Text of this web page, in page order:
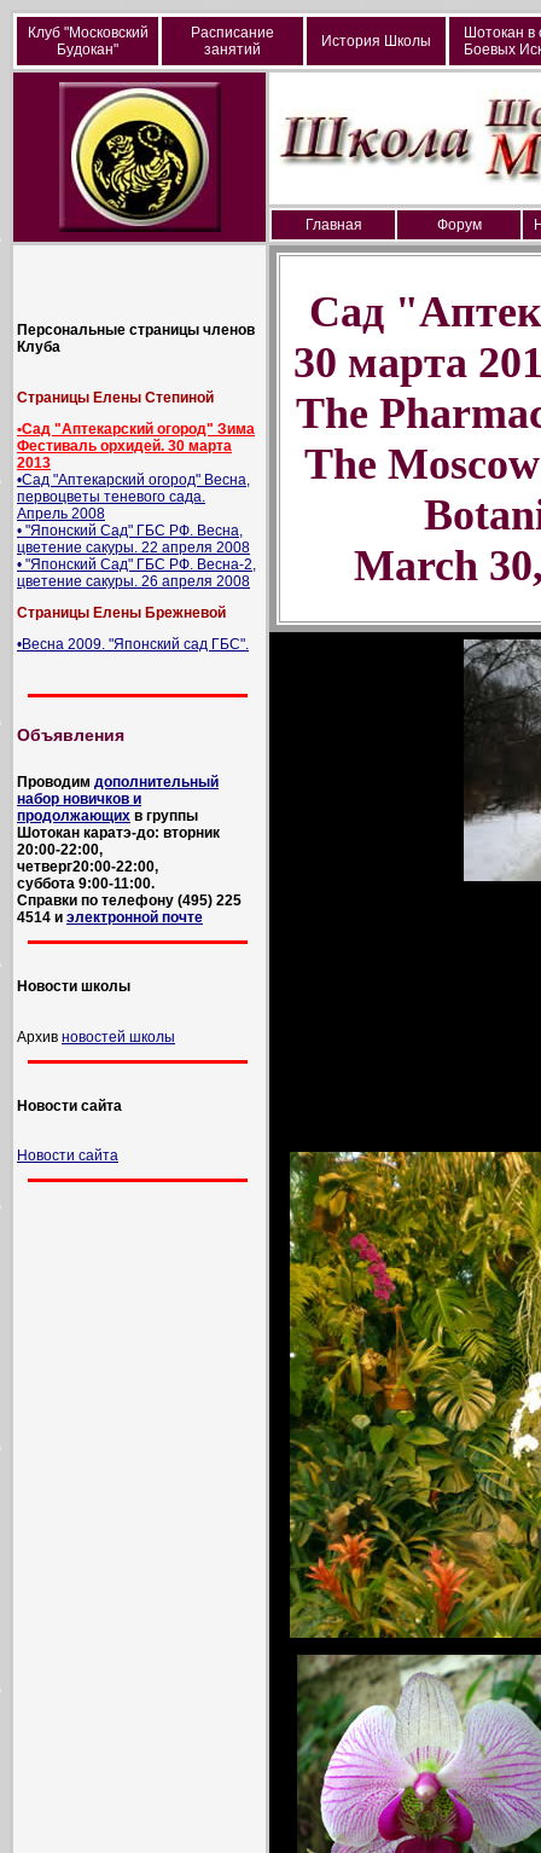
Клуб "Московский
Будокан"
Расписание
занятий
История Школы
Шотокан в
Боевых
Главная Форум
Персональные страницы членов
Клуба
Страницы Елены Степиной
•Сад "Аптекарский огород" Зима
Фестиваль орхидей. 30 марта
2013
•Сад "Аптекарский огород" Весна,
первоцветы теневого сада.
Апрель 2008
• "Японский Сад" ГБС РФ. Весна,
цветение сакуры. 22 апреля 2008
• "Японский Сад" ГБС РФ. Весна-2,
цветение сакуры. 26 апреля 2008
Страницы Елены Брежневой
•Весна 2009. "Японский сад ГБС".
Объявления
Проводим дополнительный
набор новичков и
продолжающих в группы
Шотокан каратэ-до: вторник
20:00-22:00,
четверг20:00-22:00,
суббота 9:00-11:00.
Справки по телефону (495) 225
4514 и электронной почте
Новости школы
Архив новостей школы
Новости сайта
Новости сайта
Сад
30 марта
The
The
March